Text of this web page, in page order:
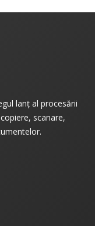
lanț al procesării
scanare,